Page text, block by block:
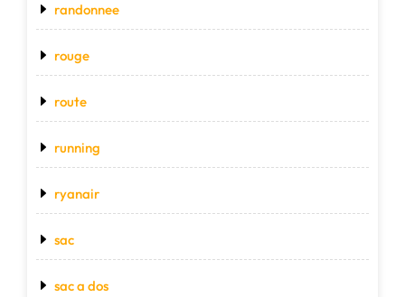
randonnee
rouge
route
running
ryanair
sac
sac a dos